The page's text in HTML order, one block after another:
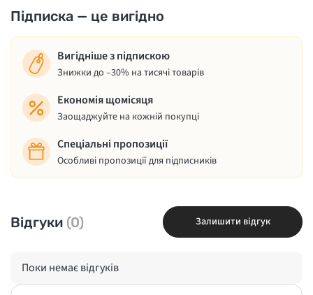
Підписка — це вигідно
Вигідніше з підпискою
Знижки до –30% на тисячі товарів
Економія щомісяця
Заощаджуйте на кожній покупці
Спеціальні пропозиції
Особливі пропозиції для підписників
Відгуки (0) Залишити відгук
Поки немає відгуків